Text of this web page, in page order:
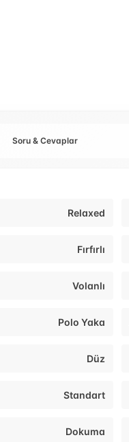
Soru & Cevaplar
Relaxed
Fırfırlı
Volanlı
Polo Yaka
Düz
Standart
Dokuma